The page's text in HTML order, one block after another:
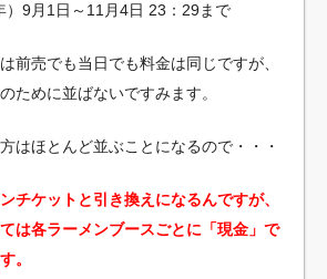
）9月1日～11月4日 23：29まで
前売でも当日でも料金は同じですが、
ために並ばないですみます。
はほとんど並ぶことになるので・・・
チケットと引き換えになるんですが、
は各ラーメンブースごとに「現金」で
。